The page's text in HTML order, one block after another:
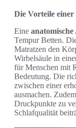
Die Vorteile einer
Eine anatomische
Tempur Betten.
Matratzen den
Wirbelsäule in
für Menschen mit
Bedeutung. Die
zwischen einer
ausmachen.
Druckpunkte zu
Schlafqualität